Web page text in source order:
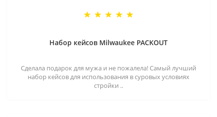
Набор кейсов Milwaukee PACKOUT
Сделала подарок для мужа и не пожалела! Самый лучший
набор кейсов для использования в суровых условиях
стройки ..